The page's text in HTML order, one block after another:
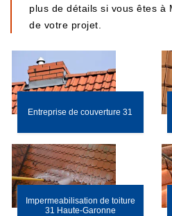
plus de détails si vous êtes à
de votre projet.
Entreprise de couverture 31
Impermeabilisation de toiture
31 Haute-Garonne